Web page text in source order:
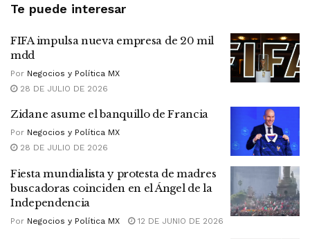
Te puede interesar
FIFA impulsa nueva empresa de 20 mil
mdd
Por Negocios y Política MX
28 DE JULIO DE 2026
Zidane asume el banquillo de Francia
Por Negocios y Política MX
28 DE JULIO DE 2026
Fiesta mundialista y protesta de madres
buscadoras coinciden en el Ángel de la
Independencia
Por Negocios y Política MX 12 DE JUNIO DE 2026